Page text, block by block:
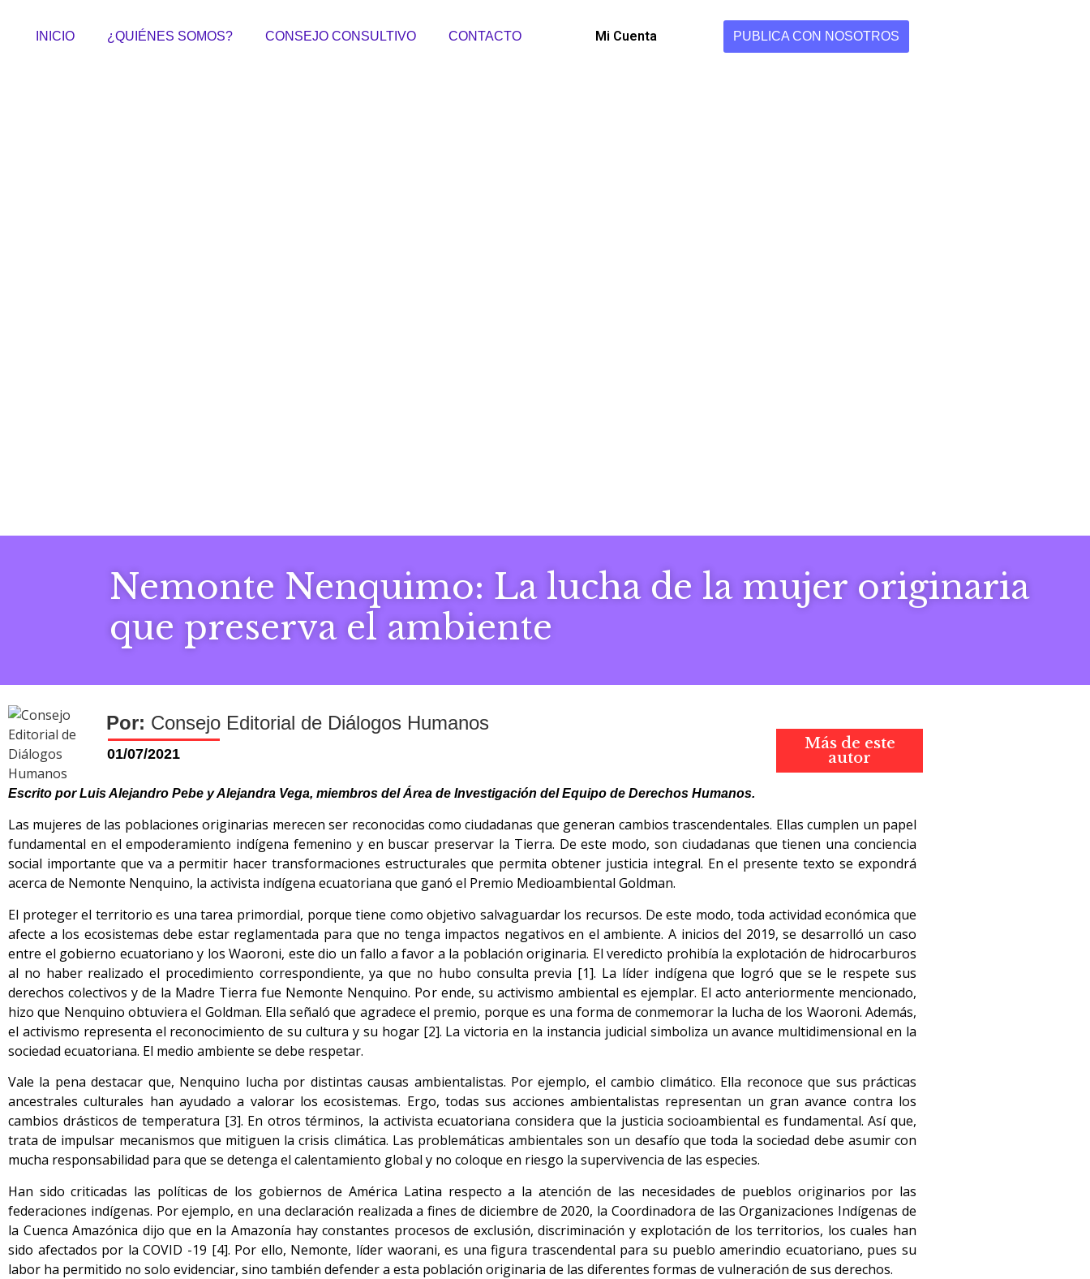
INICIO ¿QUIÉNES SOMOS? CONSEJO CONSULTIVO CONTACTO Mi Cuenta PUBLICA CON NOSOTROS
Nemonte Nenquimo: La lucha de la mujer originaria
que preserva el ambiente
Consejo Editorial de Diálogos Humanos
Más de este
autor
Escrito por Luis Alejandro Pebe y Alejandra Vega, miembros del Área de Investigación del Equipo de Derechos Humanos.
Las mujeres de las poblaciones originarias merecen ser reconocidas como ciudadanas que generan cambios trascendentales. Ellas cumplen un papel
fundamental en el empoderamiento indígena femenino y en buscar preservar la Tierra. De este modo, son ciudadanas que tienen una conciencia
social importante que va a permitir hacer transformaciones estructurales que permita obtener justicia integral. En el presente texto se expondrá
acerca de Nemonte Nenquino, la activista indígena ecuatoriana que ganó el Premio Medioambiental Goldman.
El proteger el territorio es una tarea primordial, porque tiene como objetivo salvaguardar los recursos. De este modo, toda actividad económica que
afecte a los ecosistemas debe estar reglamentada para que no tenga impactos negativos en el ambiente. A inicios del 2019, se desarrolló un caso
entre el gobierno ecuatoriano y los Waoroni, este dio un fallo a favor a la población originaria. El veredicto prohibía la explotación de hidrocarburos
al no haber realizado el procedimiento correspondiente, ya que no hubo consulta previa [1]. La líder indígena que logró que se le respete sus
derechos colectivos y de la Madre Tierra fue Nemonte Nenquino. Por ende, su activismo ambiental es ejemplar. El acto anteriormente mencionado,
hizo que Nenquino obtuviera el Goldman. Ella señaló que agradece el premio, porque es una forma de conmemorar la lucha de los Waoroni. Además,
el activismo representa el reconocimiento de su cultura y su hogar [2]. La victoria en la instancia judicial simboliza un avance multidimensional en la
sociedad ecuatoriana. El medio ambiente se debe respetar.
Vale la pena destacar que, Nenquino lucha por distintas causas ambientalistas. Por ejemplo, el cambio climático. Ella reconoce que sus prácticas
ancestrales culturales han ayudado a valorar los ecosistemas. Ergo, todas sus acciones ambientalistas representan un gran avance contra los
cambios drásticos de temperatura [3]. En otros términos, la activista ecuatoriana considera que la justicia socioambiental es fundamental. Así que,
trata de impulsar mecanismos que mitiguen la crisis climática. Las problemáticas ambientales son un desafío que toda la sociedad debe asumir con
mucha responsabilidad para que se detenga el calentamiento global y no coloque en riesgo la supervivencia de las especies.
Han sido criticadas las políticas de los gobiernos de América Latina respecto a la atención de las necesidades de pueblos originarios por las
federaciones indígenas. Por ejemplo, en una declaración realizada a fines de diciembre de 2020, la Coordinadora de las Organizaciones Indígenas de
la Cuenca Amazónica dijo que en la Amazonía hay constantes procesos de exclusión, discriminación y explotación de los territorios, los cuales han
sido afectados por la COVID -19 [4]. Por ello, Nemonte, líder waorani, es una figura trascendental para su pueblo amerindio ecuatoriano, pues su
labor ha permitido no solo evidenciar, sino también defender a esta población originaria de las diferentes formas de vulneración de sus derechos.
01/07/2021